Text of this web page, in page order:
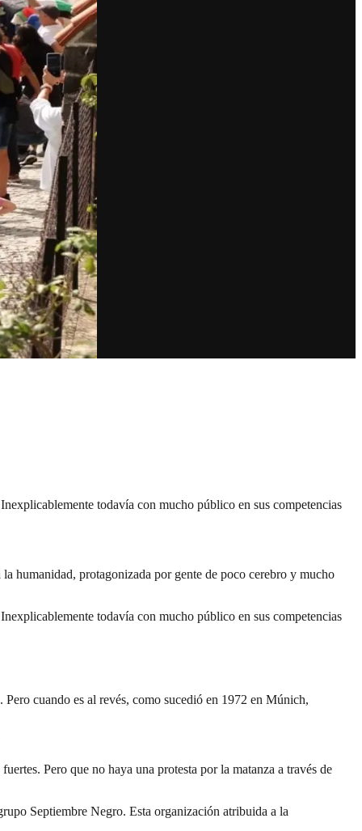
todavía con mucho público en sus competencias
la humanidad, protagonizada por gente de poco cerebro y mucho
todavía con mucho público en sus competencias
cuando es al revés, como sucedió en 1972 en Múnich,
Pero que no haya una protesta por la matanza a través de
Septiembre Negro. Esta organización atribuida a la